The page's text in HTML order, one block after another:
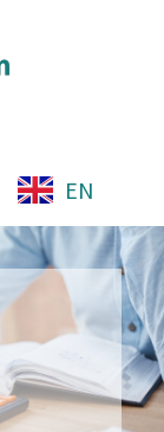
EN